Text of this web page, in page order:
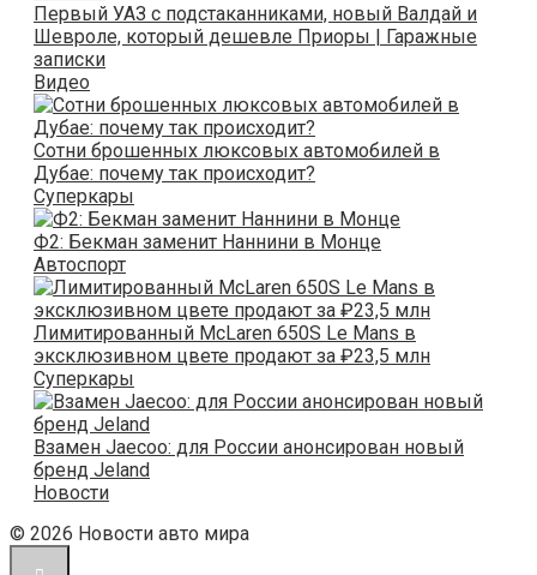
Первый УАЗ с подстаканниками, новый Валдай и
Шевроле, который дешевле Приоры | Гаражные
записки
Видео
Сотни брошенных люксовых автомобилей в
Дубае: почему так происходит?
Суперкары
Ф2: Бекман заменит Наннини в Монце
Автоспорт
Лимитированный McLaren 650S Le Mans в
эксклюзивном цвете продают за ₽23,5 млн
Суперкары
Взамен Jaecoo: для России анонсирован новый
бренд Jeland
Новости
© 2026 Новости авто мира